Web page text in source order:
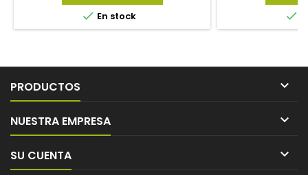
 En stock 
PRODUCTOS 
NUESTRA EMPRESA 
SU CUENTA 